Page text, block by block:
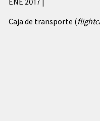
Caja de transporte (